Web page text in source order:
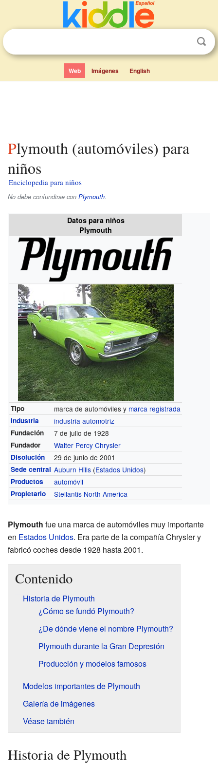
Web Imágenes English
Plymouth (automóviles) para
niños
Enciclopedia para niños
No debe confundirse con Plymouth.
Datos para niños
Plymouth
Tipo marca de automóviles y marca registrada
Industria industria automotriz
Fundación 7 de julio de 1928
Fundador Walter Percy Chrysler
Disolución 29 de junio de 2001
Sede central Auburn Hills (Estados Unidos)
Productos automóvil
Propietario Stellantis North America
Plymouth fue una marca de automóviles muy importante
en Estados Unidos. Era parte de la compañía Chrysler y
fabricó coches desde 1928 hasta 2001.
Contenido
Historia de Plymouth
¿Cómo se fundó Plymouth?
¿De dónde viene el nombre Plymouth?
Plymouth durante la Gran Depresión
Producción y modelos famosos
Modelos importantes de Plymouth
Galería de imágenes
Véase también
Historia de Plymouth